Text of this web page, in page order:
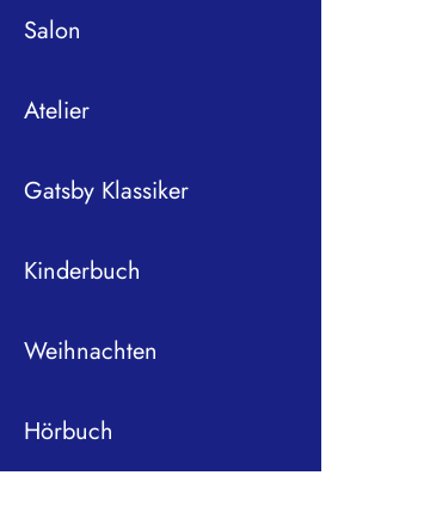
Salon
Atelier
Gatsby Klassiker
Kinderbuch
Weihnachten
Hörbuch